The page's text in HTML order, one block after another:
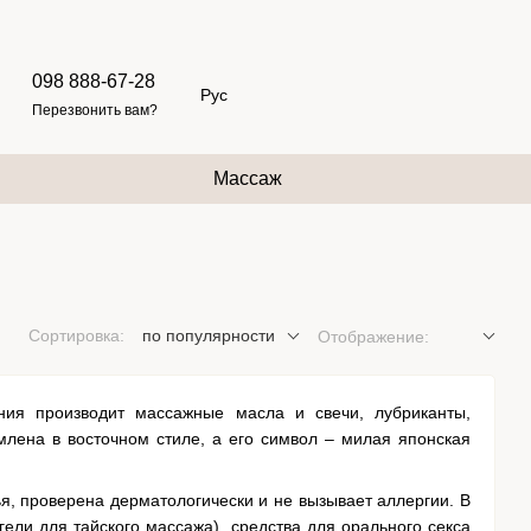
098 888-67-28
Перезвонить вам?
Рус
Массаж
Сортировка: по популярности Отображение:
производит массажные масла и свечи, лубриканты,
в восточном стиле, а его символ – милая японская
проверена дерматологически и не вызывает аллергии. В
для тайского массажа), средства для орального секса